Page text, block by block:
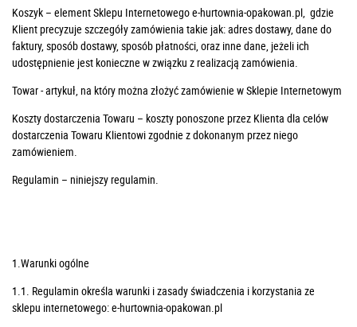
Koszyk – element Sklepu Internetowego e-hurtownia-opakowan.pl, gdzie
Klient precyzuje szczegóły zamówienia takie jak: adres dostawy, dane do
faktury, sposób dostawy, sposób płatności, oraz inne dane, jeżeli ich
udostępnienie jest konieczne w związku z realizacją zamówienia.
Towar - artykuł, na który można złożyć zamówienie w Sklepie Internetowym
Koszty dostarczenia Towaru – koszty ponoszone przez Klienta dla celów
dostarczenia Towaru Klientowi zgodnie z dokonanym przez niego
zamówieniem.
Regulamin – niniejszy regulamin.
1.Warunki ogólne
1.1. Regulamin określa warunki i zasady świadczenia i korzystania ze
sklepu internetowego: e-hurtownia-opakowan.pl